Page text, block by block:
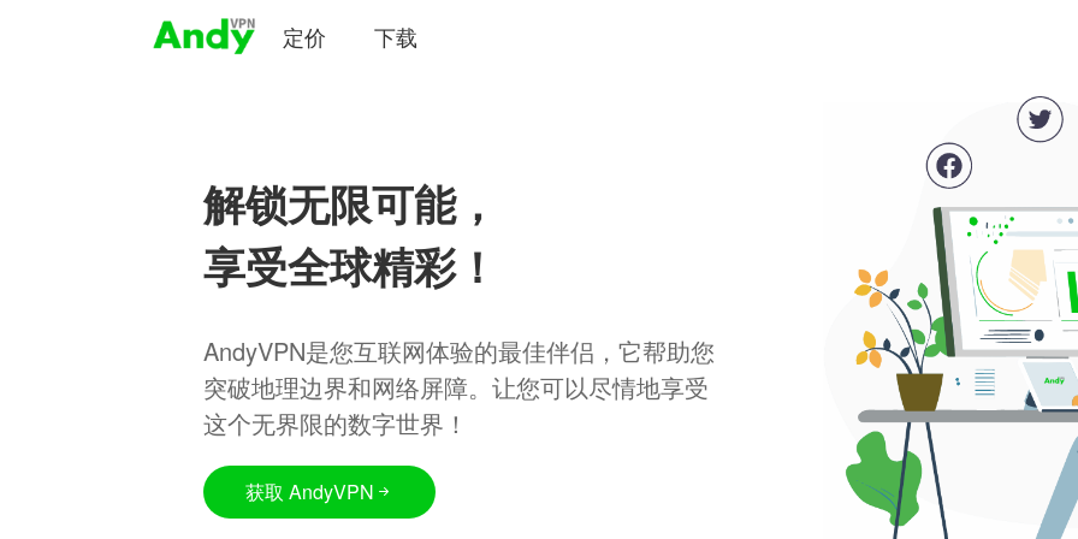
定价 下载
解锁无限可能，
享受全球精彩！
AndyVPN是您互联网体验的最佳伴侣，它帮助您
突破地理边界和网络屏障。让您可以尽情地享受
这个无界限的数字世界！
获取 AndyVPN